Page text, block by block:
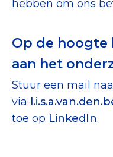
hebben om ons
Op de hoogte
aan het
Stuur een mail
via
toe op LinkedIn.